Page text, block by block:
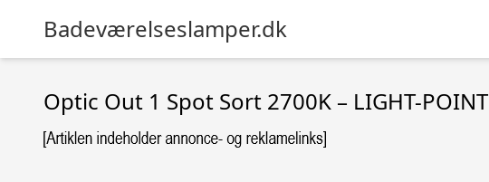
Badeværelseslamper.dk
Optic Out 1 Spot Sort 2700K – LIGHT-POINT